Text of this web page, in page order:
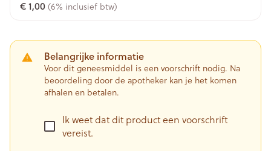
€ 1,00 (6% inclusief btw)
Belangrijke informatie
Voor dit geneesmiddel is een voorschrift nodig. Na
beoordeling door de apotheker kan je het komen
afhalen en betalen.
Ik weet dat dit product een voorschrift
vereist.